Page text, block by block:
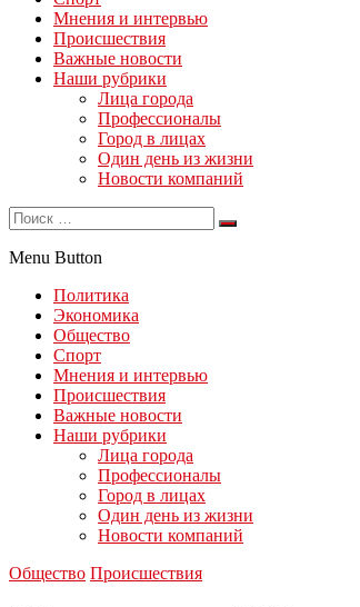
Мнения и интервью
Происшествия
Важные новости
Наши рубрики
Лица города
Профессионалы
Город в лицах
Один день из жизни
Новости компаний
Menu Button
Политика
Экономика
Общество
Спорт
Мнения и интервью
Происшествия
Важные новости
Наши рубрики
Лица города
Профессионалы
Город в лицах
Один день из жизни
Новости компаний
Общество Происшествия